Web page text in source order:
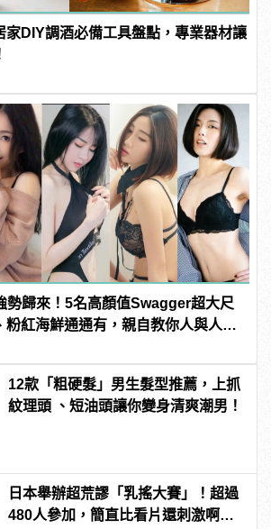
家DIY調酒必備工具盤點，專業器材讓
勢歸來！5名高顏值Swagger超大尺
粉紅海鮮通通有，親自教你人與人的
這樣變型男
12款「粗硬髮」男生髮型推薦，上抓
紋理頭 、短油頭讓你變身清爽潮男！
日本舉辦超荒謬「乳搖大賽」！超過
480人參加，簡直比看片還刺激啊！ |